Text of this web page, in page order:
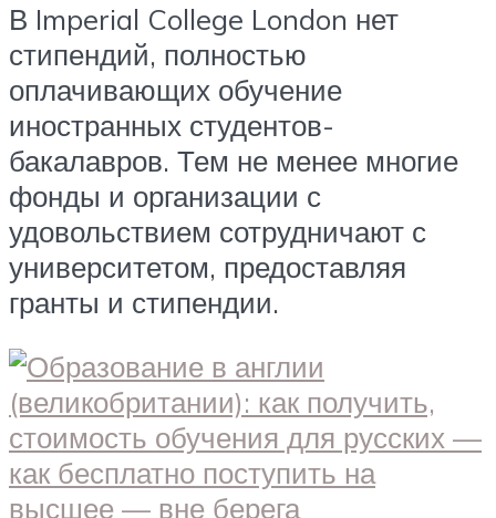
В Imperial College London нет
стипендий, полностью
оплачивающих обучение
иностранных студентов-
бакалавров. Тем не менее многие
фонды и организации с
удовольствием сотрудничают с
университетом, предоставляя
гранты и стипендии.